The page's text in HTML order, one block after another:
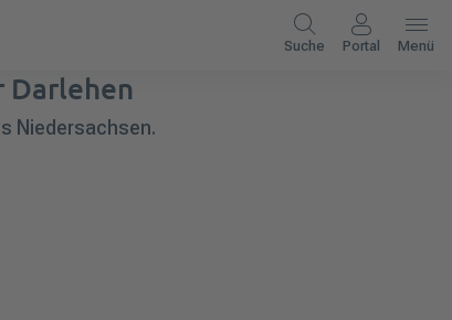
Suche Portal Menü
Darlehen
Niedersachsen.